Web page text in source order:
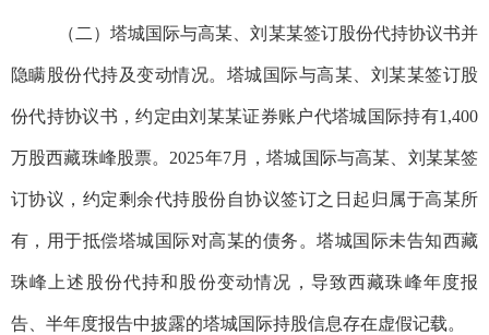
（二） 塔城国际与高某、刘 某某签订股份代持协议书并
隐瞒股份代持及变动情况。 塔城国际与高某、刘某某签订股
份代持协议书，约定由刘 某某证券账户代塔城国际持有1,400
万股西藏珠峰股票。2025年7月 ，塔城国际与高某、刘 某某签
订协议，约定剩余代持股份自协议签订之日起归属于高某所
有，用于抵偿塔城国际对高某的债务。塔城国际未告知西藏
珠峰上述股份代持和股份变动情况，导致西藏珠峰年度报
告、半年度报告中披露的塔城国际持股信息存在虚假记载。